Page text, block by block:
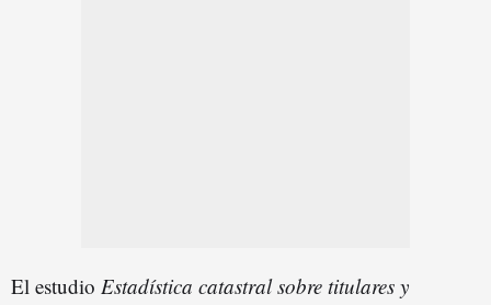
El estudio Estadística catastral sobre titulares y